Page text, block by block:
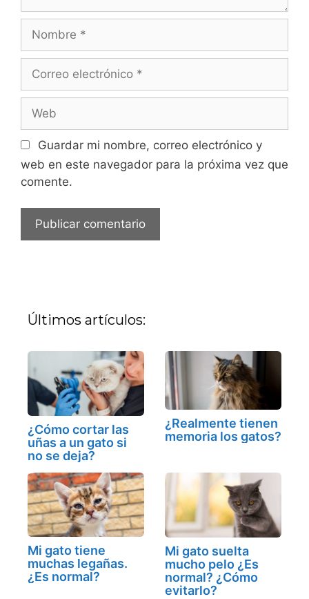
electrónico
Guardar mi nombre, correo electrónico y
web en este navegador para la próxima vez que
comente.
Últimos artículos:
¿Cómo cortar las
uñas a un gato si
no se deja?
¿Realmente tienen
memoria los gatos?
Mi gato tiene
muchas legañas.
¿Es normal?
Mi gato suelta
mucho pelo ¿Es
normal? ¿Cómo
evitarlo?